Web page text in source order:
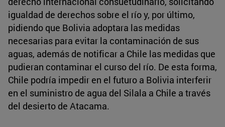
igualdad de derechos sobre el río y, por último,
pidiendo que Bolivia adoptara las medidas
necesarias para evitar la contaminación de sus
aguas, además de notificar a Chile las medidas que
pudieran contaminar el curso del río. De esta forma,
Chile podría impedir en el futuro a Bolivia interferir
en el suministro de agua del Silala a Chile a través
del desierto de Atacama.